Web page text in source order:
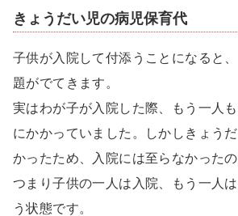
きょうだい児の病児保育代
子供が入院して付添うことになると
題がでてきます。
実はわが子が入院した際、もう一人
にかかっていました。しかしきょう
かったため、入院には至らなかったの
つまり子供の一人は入院、もう一人
う状態です。